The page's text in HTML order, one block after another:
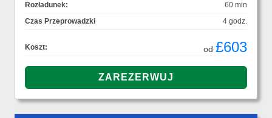
Rozładunek:
60 min
Czas Przeprowadzki
4 godz.
Koszt: od £603